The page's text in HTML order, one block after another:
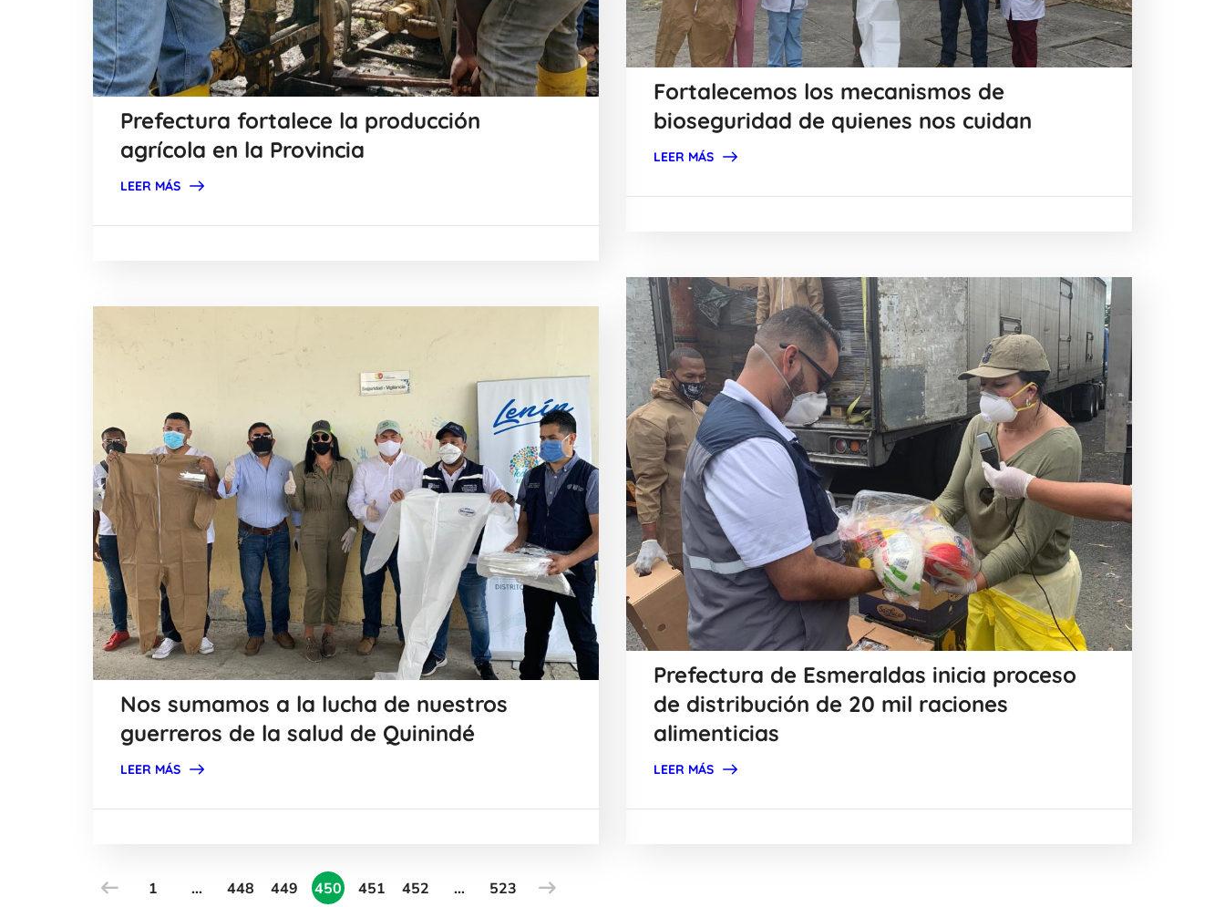
Fortalecemos los mecanismos de
bioseguridad de quienes nos cuidan
LEER MÁS
Prefectura fortalece la producción
agrícola en la Provincia
LEER MÁS
Prefectura de Esmeraldas inicia proceso
de distribución de 20 mil raciones
alimenticias
LEER MÁS
Nos sumamos a la lucha de nuestros
guerreros de la salud de Quinindé
LEER MÁS
1 … 448 449 450 451 452 … 523